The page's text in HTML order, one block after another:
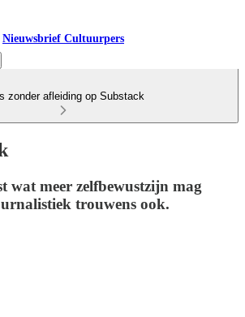
Nieuwsbrief Cultuurpers
zonder afleiding op Substack
wat meer zelfbewustzijn mag
trouwens ook.